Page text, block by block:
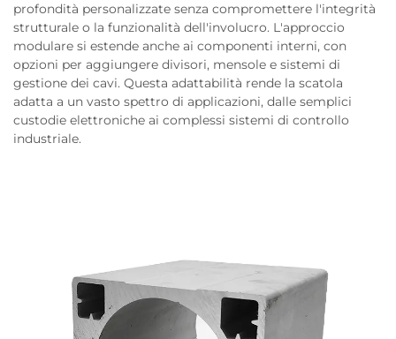
profondità personalizzate senza compromettere l'integrità
strutturale o la funzionalità dell'involucro. L'approccio
modulare si estende anche ai componenti interni, con
opzioni per aggiungere divisori, mensole e sistemi di
gestione dei cavi. Questa adattabilità rende la scatola
adatta a un vasto spettro di applicazioni, dalle semplici
custodie elettroniche ai complessi sistemi di controllo
industriale.